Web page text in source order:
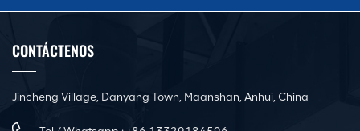
CONTÁCTENOS
Jincheng Village, Danyang Town, Maanshan, Anhui, China